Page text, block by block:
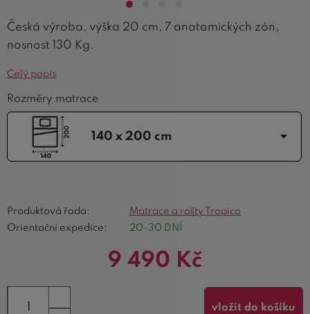
Česká výroba, výška 20 cm, 7 anatomických zón,
nosnost 130 Kg.
Celý popis
Rozměry matrace
140 x 200 cm
Produktová řada:
Matrace a rošty Tropico
Orientační expedice:
20-30 DNÍ
9 490 Kč
vložit do košíku